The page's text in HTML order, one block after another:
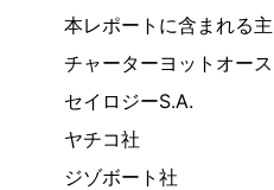
本レポートに含まれる
チャーターヨットオー
セイロジーS.A.
ヤチコ社
ジゾボート社